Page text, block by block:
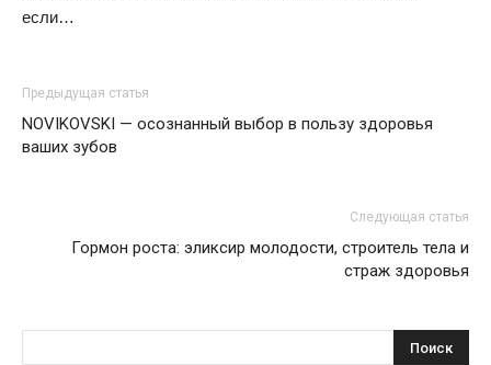
если…
Предыдущая статья
NOVIKOVSKI — осознанный выбор в пользу здоровья
ваших зубов
Следующая статья
Гормон роста: эликсир молодости, строитель тела и
страж здоровья